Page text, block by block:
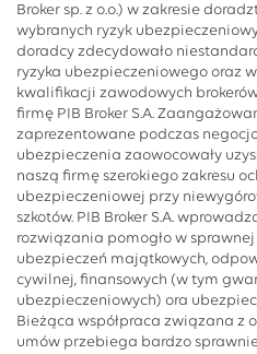
Broker sp. z o.o.) w zakresie
wybranych ryzyk
doradcy zdecydowało
ryzyka ubezpieczeniowego oraz
kwalifikacji zawodowych
firmę PIB Broker S.A.
zaprezentowane podczas
ubezpieczenia zaowocowały
naszą firmę szerokiego zakresu
ubezpieczeniowej przy
szkotów. PIB Broker S.A.
rozwiązania pomogło w sprawnej
ubezpieczeń majątkowych,
cywilnej, finansowych (w tym
ubezpieczeniowych) ora
Bieżąca współpraca związana z
umów przebiega bardzo